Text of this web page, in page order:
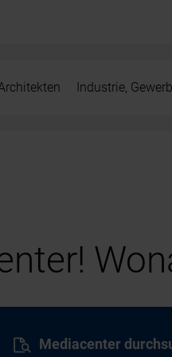
Industrie,
Mediacenter